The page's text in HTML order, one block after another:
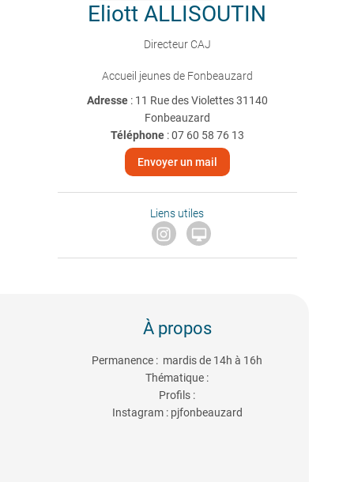
Eliott ALLISOUTIN
Directeur CAJ
Accueil jeunes de Fonbeauzard
Adresse : 11 Rue des Violettes 31140
Fonbeauzard
Téléphone:07 60 58 76 13
Envoyer un mail
Liens utiles

À propos
Permanence : mardis de 14h à 16h
Thématique :
Profils :
Instagram : pjfonbeauzard